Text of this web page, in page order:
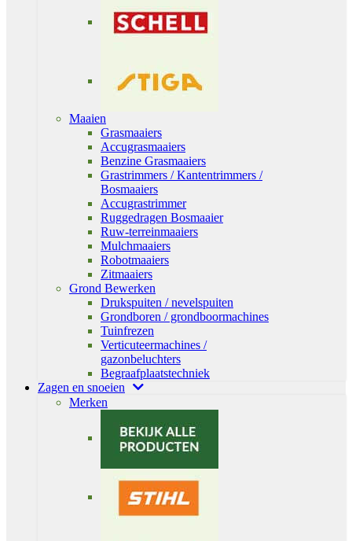
Maaien
Grasmaaiers
Accugrasmaaiers
Benzine Grasmaaiers
Grastrimmers / Kantentrimmers /
Bosmaaiers
Accugrastrimmer
Ruggedragen Bosmaaier
Ruw-terreinmaaiers
Mulchmaaiers
Robotmaaiers
Zitmaaiers
Grond Bewerken
Drukspuiten / nevelspuiten
Grondboren / grondboormachines
Tuinfrezen
Verticuteermachines /
gazonbeluchters
Begraafplaatstechniek
Zagen en snoeien
Merken